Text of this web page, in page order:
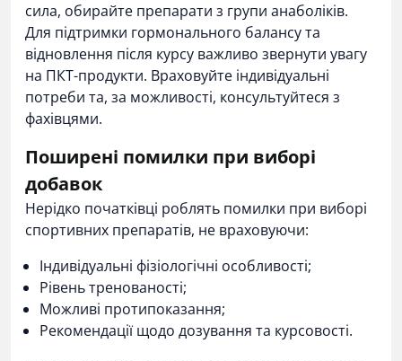
сила, обирайте препарати з групи анаболіків.
Для підтримки гормонального балансу та
відновлення після курсу важливо звернути увагу
на ПКТ-продукти. Враховуйте індивідуальні
потреби та, за можливості, консультуйтеся з
фахівцями.
Поширені помилки при виборі
добавок
Нерідко початківці роблять помилки при виборі
спортивних препаратів, не враховуючи:
Індивідуальні фізіологічні особливості;
Рівень тренованості;
Можливі протипоказання;
Рекомендації щодо дозування та курсовості.